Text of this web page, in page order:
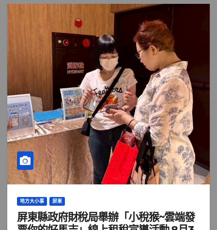
地方大小事 屏東
屏東縣政府財稅局舉辦「小稅猴~雲端發